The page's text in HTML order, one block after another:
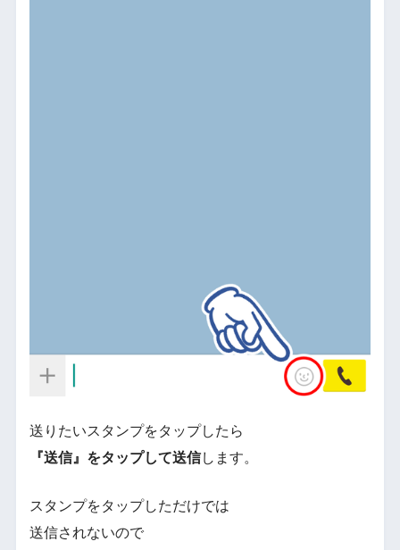
送りたいスタンプをタップしたら
『送信』をタップして送信します。
スタンプをタップしただけでは
送信されないので